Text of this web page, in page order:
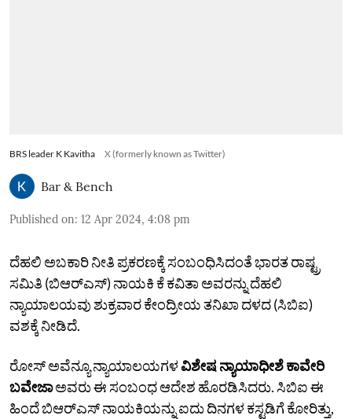
BRS leader K Kavitha X (formerly known as Twitter)
Bar & Bench
Published on: 12 Apr 2024, 4:08 pm
ದೆಹಲಿ ಅಬಕಾರಿ ನೀತಿ ಪ್ರಕರಣಕ್ಕೆ ಸಂಬಂಧಿಸಿದಂತೆ ಭಾರತ ರಾಷ್ಟ್ರ
ಸಮಿತಿ (ಬಿಆರ್‌ಎಸ್‌) ನಾಯಕಿ ಕೆ ಕವಿತಾ ಅವರನ್ನು ದೆಹಲಿ
ನ್ಯಾಯಾಲಯವು ಶುಕ್ರವಾರ ಕೇಂದ್ರೀಯ ತನಿಖಾ ದಳದ (ಸಿಬಿಐ)
ವಶಕ್ಕೆ ನೀಡಿದೆ.
ರೋಸ್‌ ಅವೆನ್ಯೂ ನ್ಯಾಯಾಲಯಗಳವಿಶೇಷ ನ್ಯಾಯಾಧೀಶೆ ಕಾವೇರಿ
ಬವೇಜಾಅವರು ಈ ಸಂಬಂಧ ಆದೇಶ ಹೊರಡಿಸಿದರು. ಸಿಬಿಐ ಈ
ಹಿಂದೆ ಬಿಆರ್‌ಎಸ್ ನಾಯಕಿಯನ್ನು ಐದು ದಿನಗಳ ಕಸ್ಟಡಿಗೆ ಕೋರಿತ್ತು,